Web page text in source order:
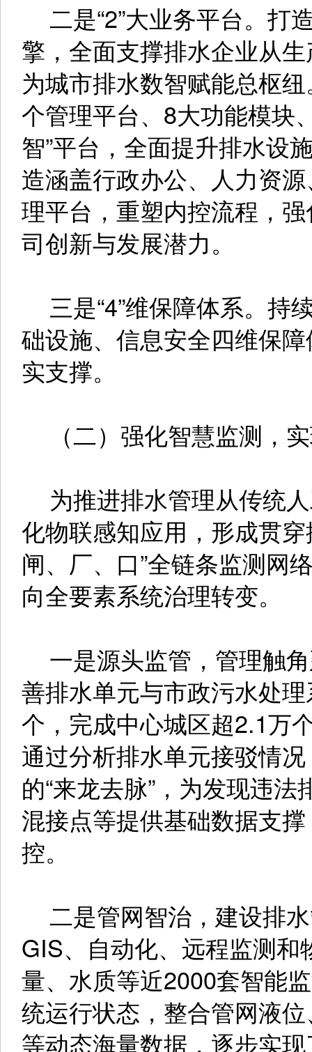
二是“2”大业务平台。打
擎，全面支撑排水企业从
为城市排水数智赋能总枢
个管理平台、8大功能模块
智”平台，全面提升排水设
造涵盖行政办公、人力资
理平台，重塑内控流程，
司创新与发展潜力。
三是“4”维保障体系。持
础设施、信息安全四维保
实支撑。
（二）强化智慧监测，
为推进排水管理从传统
化物联感知应用，形成贯
闸、厂、口”全链条监测网
向全要素系统治理转变。
一是源头监管，管理触
善排水单元与市政污水处
个，完成中心城区超2.1万
通过分析排水单元接驳情
的“来龙去脉”，为发现违
混接点等提供基础数据支
控。
二是管网智治，建设排
GIS、自动化、远程监测
量、水质等近2000套智能
统运行状态，整合管网液
等动态海量数据，逐步实